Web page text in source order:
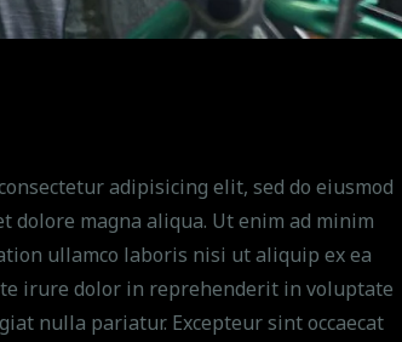
adipisicing elit, sed do eiusmod
dolore magna aliqua. Ut enim ad minim
ullamco laboris nisi ut aliquip ex ea
irure dolor in reprehenderit in voluptate
nulla pariatur. Excepteur sint occaecat